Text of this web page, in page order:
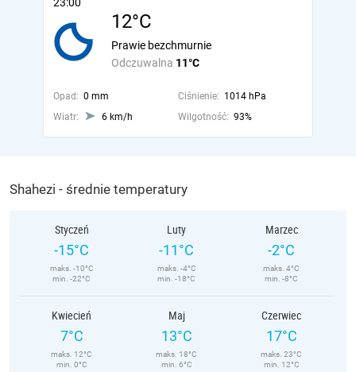
12°C
Odczuwalna 11°C
Prawie bezchmurnie
Opad: 0 mm Ciśnienie: 1014 hPa
Wiatr:
6 km/h Wilgotność: 93%
Shahezi - średnie temperatury
Styczeń
-15°C
maks. -10°C
min. -22°C
Luty
-11°C
maks. -4°C
min. -18°C
Marzec
-2°C
maks. 4°C
min. -8°C
Kwiecień
7°C
maks. 12°C
min. 0°C
Maj
13°C
maks. 18°C
min. 6°C
Czerwiec
17°C
maks. 23°C
min. 12°C